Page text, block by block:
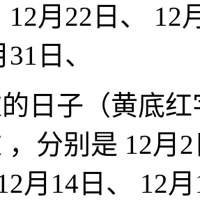
12月22日、 12
日、
日子（黄底红
分别是 12月
月14日、 12